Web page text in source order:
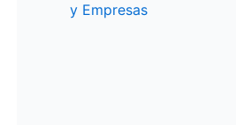
y Empresas